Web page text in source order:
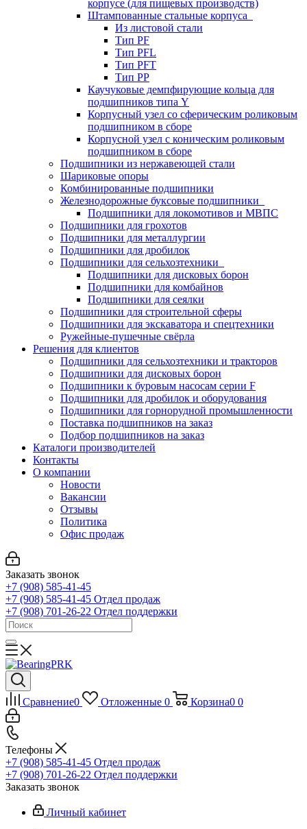
корпусе (для пищевых производств)
Штампованные стальные корпуса
Из листовой стали
Тип PF
Тип PFL
Тип PFT
Тип PP
Каучуковые демпфирующие кольца для
подшипников типа Y
Корпусный узел со сферическим роликовым
подшипником в сборе
Корпусной узел с коническим роликовым
подшипником в сборе
Подшипники из нержавеющей стали
Шариковые опоры
Комбинированные подшипники
Железнодорожные буксовые подшипники
Подшипники для локомотивов и МВПС
Подшипники для грохотов
Подшипники для металлургии
Подшипники для дробилок
Подшипники для сельхозтехники
Подшипники для дисковых борон
Подшипники для комбайнов
Подшипники для сеялки
Подшипники для строительной сферы
Подшипники для экскаватора и спецтехники
Ружейные-пушечные свёрла
Решения для клиентов
Подшипники для сельхозтехники и тракторов
Подшипники для дисковых борон
Подшипники к буровым насосам серии F
Подшипники для дробилок и оборудования
Подшипники для горнорудной промышленности
Поставка подшипников на заказ
Подбор подшипников на заказ
Каталоги производителей
Контакты
О компании
Новости
Вакансии
Отзывы
Политика
Офис продаж
Заказать звонок
+7 (908) 585-41-45
+7 (908) 585-41-45 Отдел продаж
+7 (908) 701-26-22 Отдел поддержки
Сравнение0 Отложенные 0 Корзина0 0
Телефоны
+7 (908) 585-41-45 Отдел продаж
+7 (908) 701-26-22 Отдел поддержки
Заказать звонок
Личный кабинет